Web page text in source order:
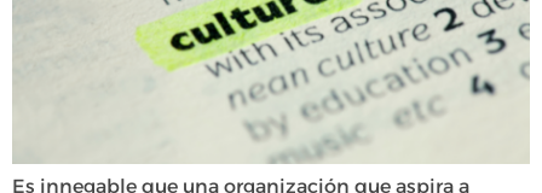
Es innegable que una organización que aspira a